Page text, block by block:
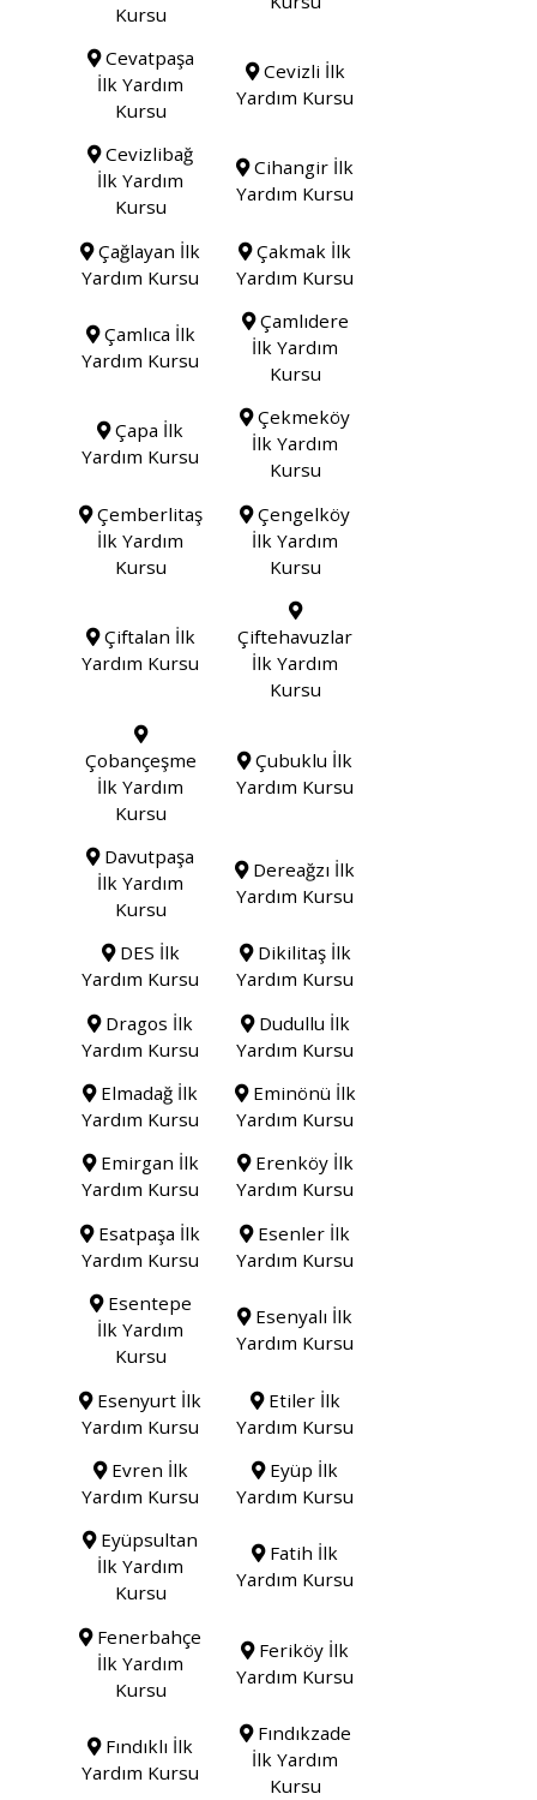
Kursu
Cevatpaşa
İlk Yardım
Kursu
Cevizli İlk
Yardım Kursu
Cevizlibağ
İlk Yardım
Kursu
Cihangir İlk
Yardım Kursu
Çağlayan İlk
Yardım Kursu
Çakmak İlk
Yardım Kursu
Çamlıca İlk
Yardım Kursu
Çamlıdere
İlk Yardım
Kursu
Çapa İlk
Yardım Kursu
Çekmeköy
İlk Yardım
Kursu
Çemberlitaş
İlk Yardım
Kursu
Çengelköy
İlk Yardım
Kursu
Çiftalan İlk
Yardım Kursu
Çiftehavuzlar
İlk Yardım
Kursu
Çobançeşme
İlk Yardım
Kursu
Çubuklu İlk
Yardım Kursu
Davutpaşa
İlk Yardım
Kursu
Dereağzı İlk
Yardım Kursu
DES İlk
Yardım Kursu
Dikilitaş İlk
Yardım Kursu
Dragos İlk
Yardım Kursu
Dudullu İlk
Yardım Kursu
Elmadağ İlk
Yardım Kursu
Eminönü İlk
Yardım Kursu
Emirgan İlk
Yardım Kursu
Erenköy İlk
Yardım Kursu
Esatpaşa İlk
Yardım Kursu
Esenler İlk
Yardım Kursu
Esentepe
İlk Yardım
Kursu
Esenyalı İlk
Yardım Kursu
Esenyurt İlk
Yardım Kursu
Etiler İlk
Yardım Kursu
Evren İlk
Yardım Kursu
Eyüp İlk
Yardım Kursu
Eyüpsultan
İlk Yardım
Kursu
Fatih İlk
Yardım Kursu
Fenerbahçe
İlk Yardım
Kursu
Feriköy İlk
Yardım Kursu
Fındıklı İlk
Yardım Kursu
Fındıkzade
İlk Yardım
Kursu